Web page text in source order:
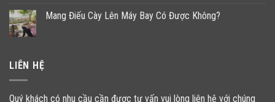
Mang Điếu Cày Lên Máy Bay Có Được Không?
LIÊN HỆ
Quý khách có nhu cầu cần được tư vấn vui lòng liên hệ với chúng